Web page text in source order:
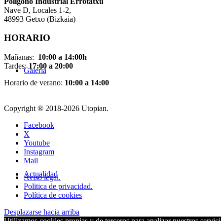
Galería
Actualidad
Nave D, Locales 1-2,
48993 Getxo (Bizkaia)
HORARIO
Mañanas: 10:00 a 14:00h
Tardes:17:00 a 20:00
Horario de verano: 10:00 a 14:00
Copyright ® 2018-2026 Utopian.
Facebook
X
Youtube
Instagram
Mail
Aviso legal.
Politica de privacidad.
Política de cookies
Desplazarse hacia arriba